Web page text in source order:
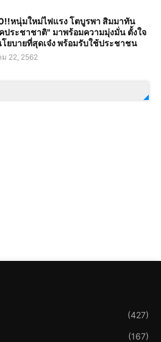
หนุ่มใหม่ไฟแรง โตบูรพา สิมมาทัน
ประชาชาติ" มาพร้อมความมุ่งมั่น ตั้งใจ
ยบายที่สุดเจ๋ง พร้อมรับใช้ประชาชน
22, 2562
(427)
(167)